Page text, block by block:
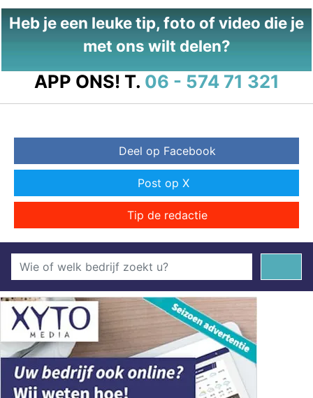
Heb je een leuke tip, foto of video die je
met ons wilt delen?
APP ONS! T. 06 - 574 71 321
Deel op Facebook
Post op X
Tip de redactie